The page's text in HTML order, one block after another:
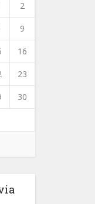
2
9
16
23
30